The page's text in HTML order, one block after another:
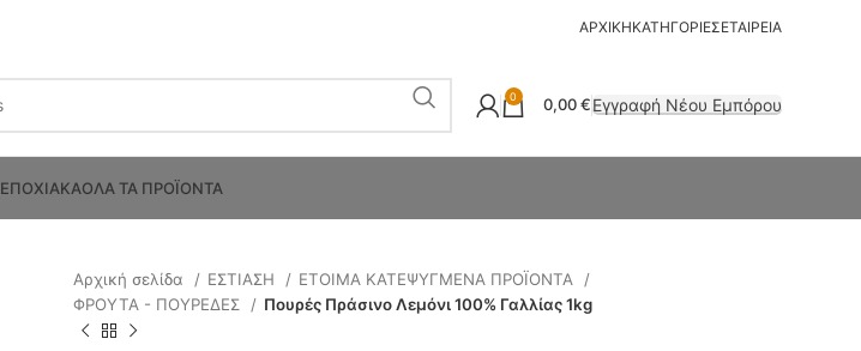
ΑΡΧΙΚΗΚΑΤΗΓΟΡΙΕΣΕΤΑΙΡΕΙΑ
0 0,00€Εγγραφή Νέου Εμπόρου
ΕΠΟΧΙΑΚΑΟΛΑ ΤΑ ΠΡΟΪΟΝΤΑ
Αρχική σελίδα ΕΣΤΙΑΣΗ
ΕΤΟΙΜΑ ΚΑΤΕΨΥΓΜΕΝΑ ΠΡΟΪΟΝΤΑ
ΦΡΟΥΤΑ - ΠΟΥΡΕΔΕΣ
Πουρές Πράσινο Λεμόνι 100% Γαλλίας 1kg